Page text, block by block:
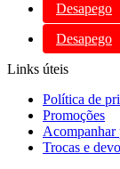
Desapego
Desapego
Links úteis
Política de
Promoções
Acompanhar
Trocas e